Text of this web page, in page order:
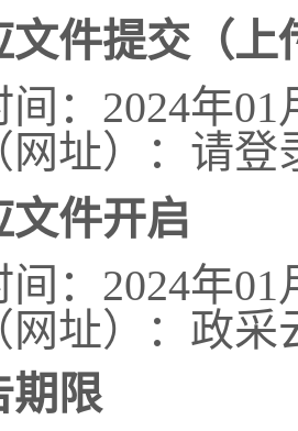
文件提交（上
： 2024年01
址）： 请登
文件开启
： 2024年01
址）： 政采
期限